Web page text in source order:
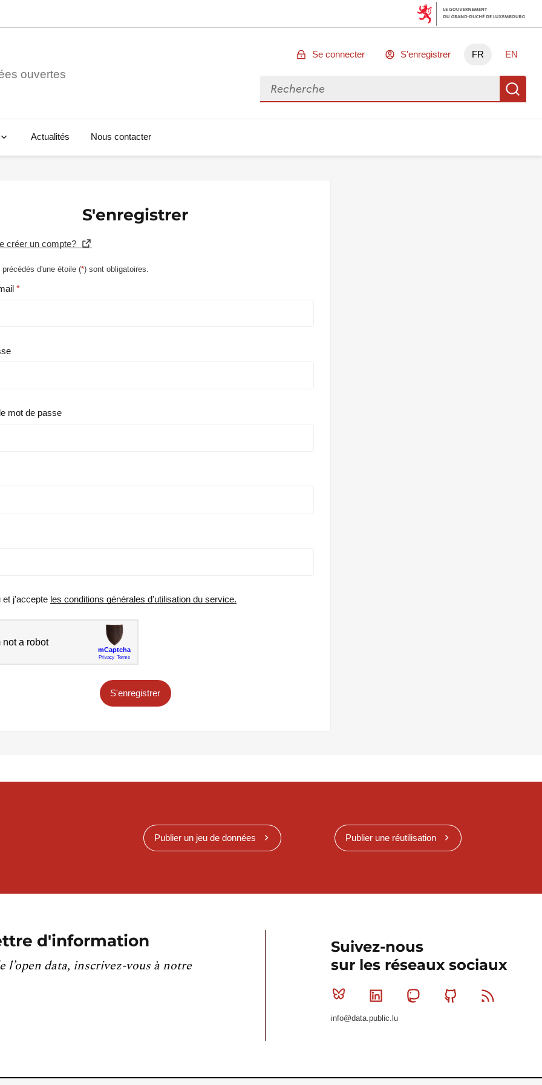
ouvertes
Se connecter S'enregistrer FR EN
Rechercher des données
Actualités Nous contacter
S'enregistrer
créer un compte?
d'une étoile (*) sont obligatoires.
mot de passe
et j'accepte les conditions générales d'utilisation du service.
S'enregistrer
Publier un jeu de données Publier une réutilisation
d'information
l’open data, inscrivez-vous à notre
Suivez-nous
sur les réseaux sociaux
Bluesky Linkedin MastodonGithub
info@data.public.lu